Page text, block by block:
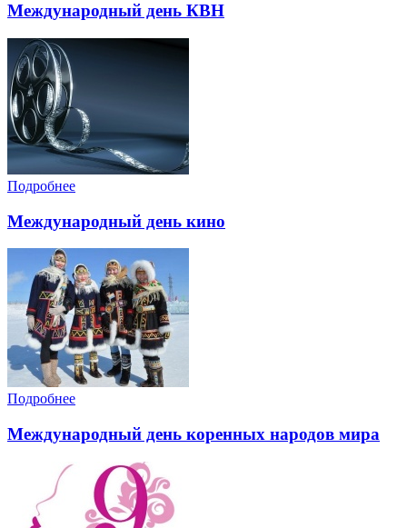
Международный день КВН
Подробнее
Международный день кино
Подробнее
Международный день коренных народов мира